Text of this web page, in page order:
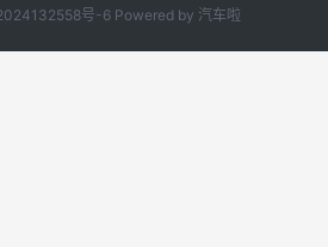
号-6Powered by 汽车啦